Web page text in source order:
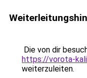
Die von dir
https://vorota-
weiterzuleiten.